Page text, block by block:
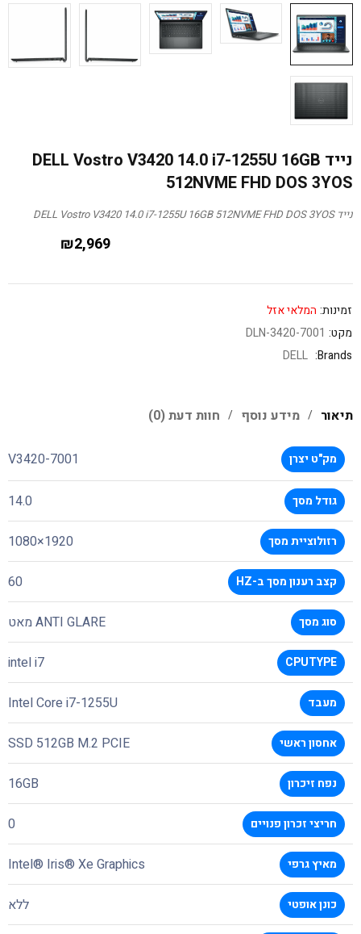
נייד DELL Vostro V3420 14.0 i7-1255U 16GB
512NVME FHD DOS 3YOS
נייד DELL Vostro V3420 14.0 i7-1255U 16GB 512NVME FHD DOS 3YOS
₪2,969
זמינות: המלאי אזל
מקט: DLN-3420-7001
Brands:
DELL
תיאור מידע נוסף חוות דעת (0)
מק"ט יצרן V3420-7001
גודל מסך 14.0
רזולוציית מסך 1920×1080
קצב רענון מסך ב-HZ 60
סוג מסך ANTI GLARE מאט
CPUTYPE
intel i7
מעבד Intel Core i7-1255U
אחסון ראשי SSD 512GB M.2 PCIE
נפח זיכרון 16GB
חריצי זכרון פנויים 0
מאיץ גרפי Intel® Iris® Xe Graphics
כונן אופטי ללא